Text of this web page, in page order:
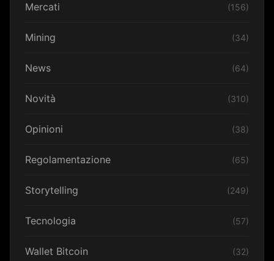
Mercati (156)
Mining (34)
News (64)
Novità (310)
Opinioni (38)
Regolamentazione (65)
Storytelling (249)
Tecnologia (57)
Wallet Bitcoin (32)